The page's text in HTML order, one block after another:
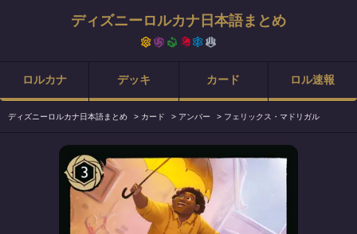
ディズニーロルカナ日本語まとめ
ロルカナ デッキ カード ロル速報
ディズニーロルカナ日本語まとめ > カード > アンバー > フェリックス・マドリガル